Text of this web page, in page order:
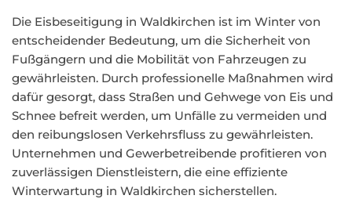
Die Eisbeseitigung in Waldkirchen ist im Winter von
entscheidender Bedeutung, um die Sicherheit von
Fußgängern und die Mobilität von Fahrzeugen zu
gewährleisten. Durch professionelle Maßnahmen wird
dafür gesorgt, dass Straßen und Gehwege von Eis und
Schnee befreit werden, um Unfälle zu vermeiden und
den reibungslosen Verkehrsfluss zu gewährleisten.
Unternehmen und Gewerbetreibende profitieren von
zuverlässigen Dienstleistern, die eine effiziente
Winterwartung in Waldkirchen sicherstellen.